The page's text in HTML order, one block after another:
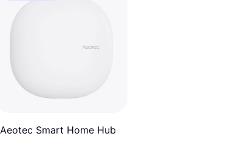
Aeotec Smart Home Hub